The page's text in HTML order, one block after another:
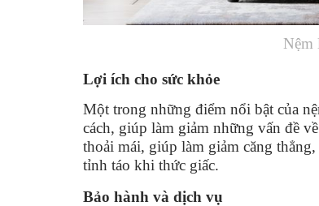
Nệm
Lợi ích cho sức khỏe
Một trong những điểm nổi bật của
cách, giúp làm giảm những vấn đề
thoải mái, giúp làm giảm căng
tỉnh táo khi thức giấc.
Bảo hành và dịch vụ